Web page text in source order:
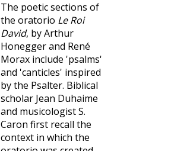
The poetic sections of
the oratorio Le Roi
David, by Arthur
Honegger and René
Morax include 'psalms'
and 'canticles' inspired
by the Psalter. Biblical
scholar Jean Duhaime
and musicologist S.
Caron first recall the
context in which the